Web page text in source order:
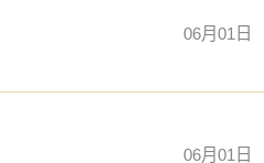
06月01日
06月01日